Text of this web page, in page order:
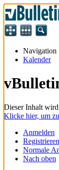
Navigation
Kalender
Dieser Inhalt
Klicke hier, um
Anmelden
Registrieren
Normale
Nach oben